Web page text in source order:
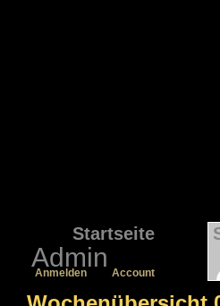
Startseite
Admin
Anmelden Account